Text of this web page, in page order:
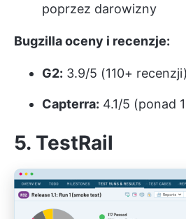
poprzez darowizny
Bugzilla oceny i recenzje:
G2: 3.9/5 (110+ recenzji)
Capterra: 4.1/5 (ponad
5. TestRail